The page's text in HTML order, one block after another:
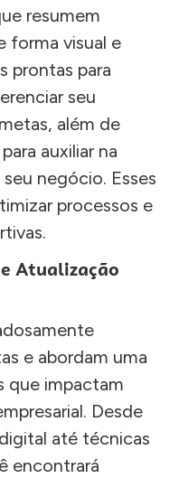
resumem
forma visual e
prontas para
seu
além de
auxiliar na
negócio. Esses
processos e
Atualização
e abordam uma
que impactam
Desde
até técnicas
encontrará